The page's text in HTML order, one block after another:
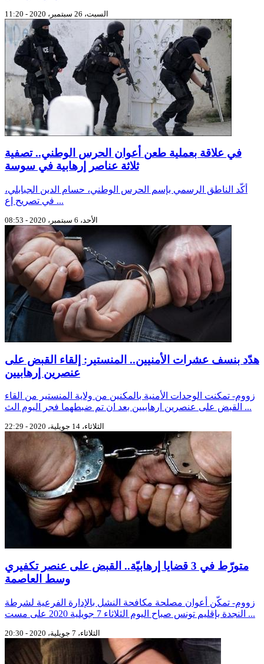
السبت، 26 سبتمبر، 2020 - 11:20
في علاقة بعملية طعن أعوان الحرس الوطني.. تصفية
ثلاثة عناصر إرهابية في سوسة
أكّد الناطق الرسمي بإسم الحرس الوطني، حسام الدين الجبابلي،
في تصريح إع ...
الأحد، 6 سبتمبر، 2020 - 08:53
هدّد بنسف عشرات الأمنيين.. المنستير: إلقاء القبض على
عنصرين إرهابيين
زووم- تمكنت الوحدات الأمنية بالمكنين من ولاية المنستير من القاء
القبض على عنصرين ارهابيين بعد ان تم ضبطهما فجر اليوم الث ...
الثلاثاء، 14 جويلية، 2020 - 22:29
متورّط في 3 قضايا إرهابيّة.. القبض على عنصر تكفيري
وسط العاصمة
زووم- تمكّن أعوان مصلحة مكافحة النشل بالإدارة الفرعية لشرطة
النجدة بإقليم تونس صباح اليوم الثلاثاء 7 جويلية 2020 على مست ...
الثلاثاء، 7 جويلية، 2020 - 20:30